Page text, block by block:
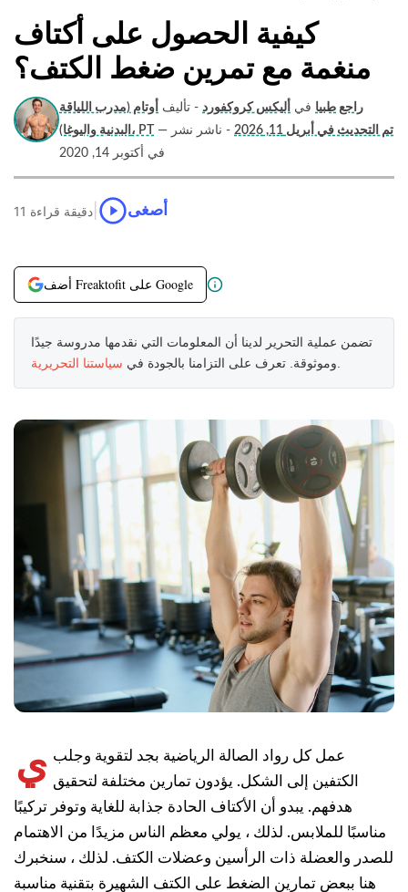
كيفية الحصول على أكتاف
منغمة مع تمرين ضغط الكتف؟
راجع طبيا في أليكس كروكفورد - تأليف
أوتام (مدرب اللياقة
البدنية واليوغا)، PT
— تم التحديث في أبريل 11, 2026
- ناشر نشر
في أكتوبر 14, 2020
11 دقيقة قراءة أصغى
أضف Freaktofit على Google
تضمن عملية التحرير لدينا أن المعلومات التي نقدمها مدروسة جيدًا
وموثوقة. تعرف على التزامنا بالجودة في سياستنا التحريرية
ي عمل كل رواد الصالة الرياضية بجد لتقوية وجلب
الكتفين إلى الشكل. يؤدون تمارين مختلفة لتحقيق
هدفهم. يبدو أن الأكتاف الحادة جذابة للغاية وتوفر تركيبًا
مناسبًا للملابس. لذلك ، يولي معظم الناس مزيدًا من الاهتمام
للصدر والعضلة ذات الرأسين وعضلات الكتف. لذلك ، سنخبرك
هنا ببعض تمارين الضغط على الكتف الشهيرة بتقنية مناسبة